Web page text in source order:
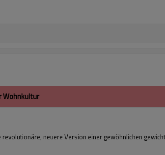
Wohnkultur
neuere Version einer gewöhnlichen